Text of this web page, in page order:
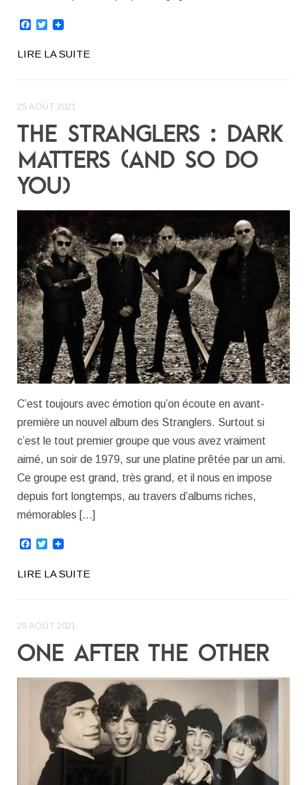
Facebook
Twitter
LIRE LA SUITE
25 AOÛT 2021
THE STRANGLERS : DARK
MATTERS (AND SO DO
YOU)
C’est toujours avec émotion qu’on écoute en avant-
première un nouvel album des Stranglers. Surtout si
c’est le tout premier groupe que vous avez vraiment
aimé, un soir de 1979, sur une platine prêtée par un ami.
Ce groupe est grand, très grand, et il nous en impose
depuis fort longtemps, au travers d’albums riches,
mémorables […]
Facebook
Twitter
LIRE LA SUITE
25 AOÛT 2021
ONE AFTER THE OTHER